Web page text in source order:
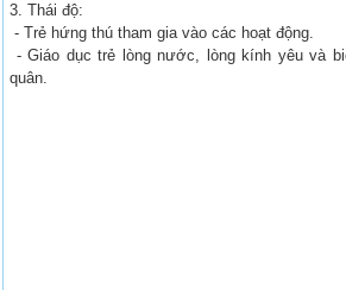
3. Thái độ:
- Trẻ hứng thú tham gia vào các hoạt động.
- Giáo dục trẻ lòng nước, lòng kính yêu và
quân.